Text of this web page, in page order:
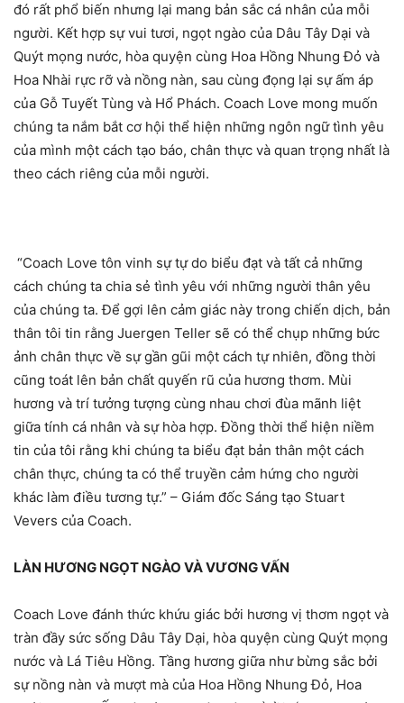
đó rất phổ biến nhưng lại mang bản sắc cá nhân của mỗi
người. Kết hợp sự vui tươi, ngọt ngào của Dâu Tây Dại và
Quýt mọng nước, hòa quyện cùng Hoa Hồng Nhung Đỏ và
Hoa Nhài rực rỡ và nồng nàn, sau cùng đọng lại sự ấm áp
của Gỗ Tuyết Tùng và Hổ Phách. Coach Love mong muốn
chúng ta nắm bắt cơ hội thể hiện những ngôn ngữ tình yêu
của mình một cách tạo báo, chân thực và quan trọng nhất là
theo cách riêng của mỗi người.
“Coach Love tôn vinh sự tự do biểu đạt và tất cả những
cách chúng ta chia sẻ tình yêu với những người thân yêu
của chúng ta. Để gợi lên cảm giác này trong chiến dịch, bản
thân tôi tin rằng Juergen Teller sẽ có thể chụp những bức
ảnh chân thực về sự gần gũi một cách tự nhiên, đồng thời
cũng toát lên bản chất quyến rũ của hương thơm. Mùi
hương và trí tưởng tượng cùng nhau chơi đùa mãnh liệt
giữa tính cá nhân và sự hòa hợp. Đồng thời thể hiện niềm
tin của tôi rằng khi chúng ta biểu đạt bản thân một cách
chân thực, chúng ta có thể truyền cảm hứng cho người
khác làm điều tương tự.” – Giám đốc Sáng tạo Stuart
Vevers của Coach.
LÀN HƯƠNG NGỌT NGÀO VÀ VƯƠNG VẤN
Coach Love đánh thức khứu giác bởi hương vị thơm ngọt và
tràn đầy sức sống Dâu Tây Dại, hòa quyện cùng Quýt mọng
nước và Lá Tiêu Hồng. Tầng hương giữa như bừng sắc bởi
sự nồng nàn và mượt mà của Hoa Hồng Nhung Đỏ, Hoa